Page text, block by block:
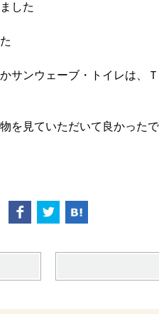
した
サンウェーブ・トイレは、
を見ていただいて良かった